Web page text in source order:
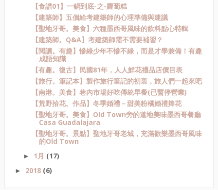
【食譜01】一鍋到底-之-蘿蔔糕
【建築師】五個給考建築師的心理準備與建議
【聖地牙哥。美食】六種墨西哥風味的飲料點心特輯
【建築師。Q&A】考建築師需不需要補習？
【閱讀。有趣】慘綠少年不慘不綠，而是才學兼備！有趣
成語知識
【有趣。復古】民國81年，人人鮮花禮品店價目表
【旅行。筆記本】製作旅行筆記的初衷，旅人們一起來吧
【南港。美食】巷內市場好吃傳統早餐(已暫停營業)
【荒野拾花。作品】冬季婚禮－甜美粉橘婚禮捧花
【聖地牙哥。美食】Old Town旁的道地美味墨西哥餐廳
Casa Guadalajara
【聖地牙哥。景點】聖地牙哥老城，充滿歡樂墨西哥風味
的Old Town
► 1月 (17)
► 2018 (6)